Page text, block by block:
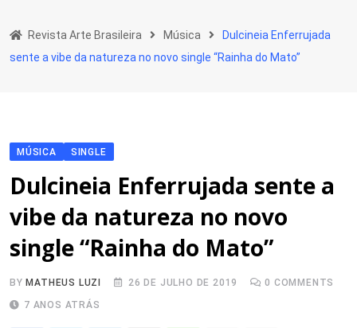
to
content
Revista Arte Brasileira Música
Dulcineia Enferrujada
sente a vibe da natureza no novo single “Rainha do Mato”
MÚSICA SINGLE
Dulcineia Enferrujada sente a
vibe da natureza no novo
single “Rainha do Mato”
BY MATHEUS LUZI 26 DE JULHO DE 2019 0 COMMENTS
7 ANOS ATRÁS